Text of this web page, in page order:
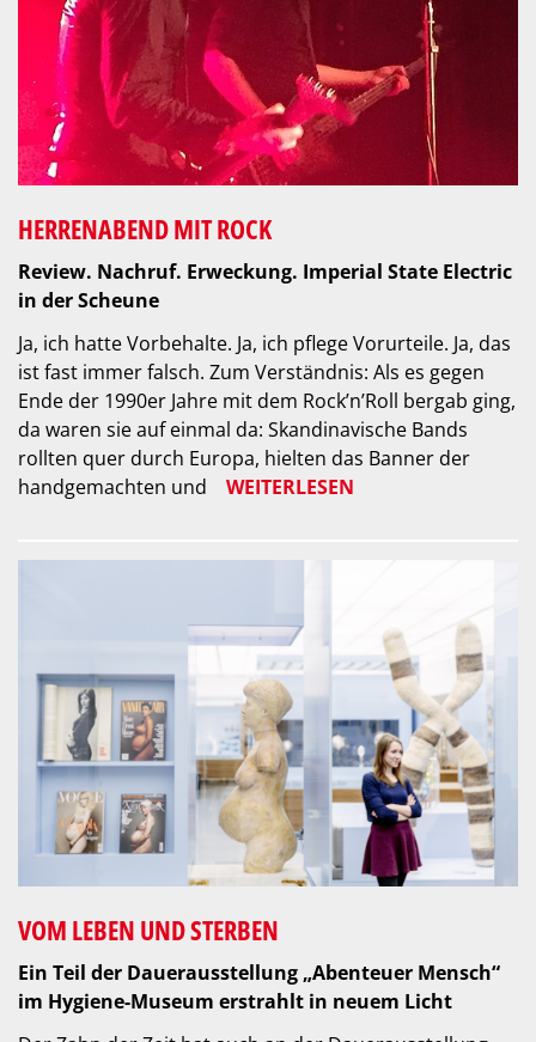
HERRENABEND MIT ROCK
Review. Nachruf. Erweckung. Imperial State Electric
in der Scheune
Ja, ich hatte Vorbehalte. Ja, ich pflege Vorurteile. Ja, das
ist fast immer falsch. Zum Verständnis: Als es gegen
Ende der 1990er Jahre mit dem Rock’n’Roll bergab ging,
da waren sie auf einmal da: Skandinavische Bands
rollten quer durch Europa, hielten das Banner der
handgemachten und
WEITERLESEN
VOM LEBEN UND STERBEN
Ein Teil der Dauerausstellung „Abenteuer Mensch“
im Hygiene-Museum erstrahlt in neuem Licht